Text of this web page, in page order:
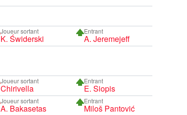
Joueur sortant
K. Świderski
Entrant
A. Jeremejeff
Joueur sortant
Chirivella
Entrant
E. Siopis
Joueur sortant
A. Bakasetas
Entrant
Miloš Pantović